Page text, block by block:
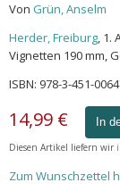
Von Grün, Anselm
Herder, Freiburg, 1.
Vignetten 190 mm,
ISBN: 978-3-451-
14,99 € In
Diesen Artikel liefern wir
Zum Wunschzettel